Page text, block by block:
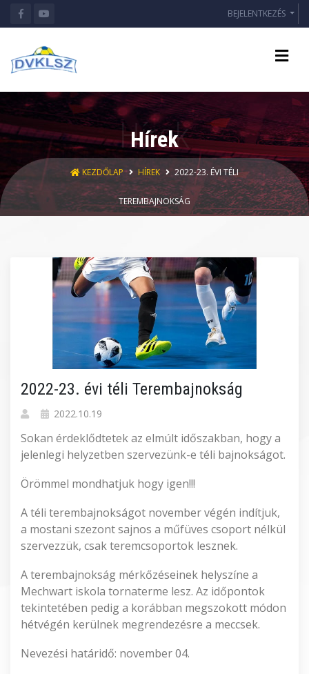
BEJELENTKEZÉS
Hírek
KEZDŐLAP HÍREK 2022-23. ÉVI TÉLI
TEREMBAJNOKSÁG
2022-23. évi téli Terembajnokság
2022.10.19
Sokan érdeklődtetek az elmúlt időszakban, hogy a
jelenlegi helyzetben szervezünk-e téli bajnokságot.
Örömmel mondhatjuk hogy igen!!!
A téli terembajnokságot november végén indítjuk,
a mostani szezont sajnos a műfüves csoport nélkül
szervezzük, csak teremcsoportok lesznek.
A terembajnokság mérkőzéseinek helyszíne a
Mechwart iskola tornaterme lesz. Az időpontok
tekintetében pedig a korábban megszokott módon
hétvégén kerülnek megrendezésre a meccsek.
Nevezési határidő: november 04.